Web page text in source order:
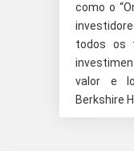
como o
todos os
valor e
Berkshire